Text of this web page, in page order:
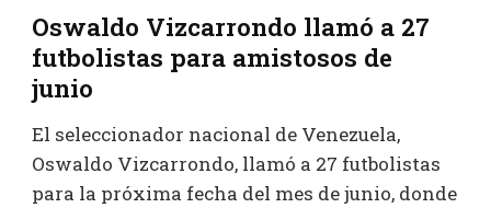
Oswaldo Vizcarrondo llamó a 27
futbolistas para amistosos de
junio
El seleccionador nacional de Venezuela,
Oswaldo Vizcarrondo, llamó a 27 futbolistas
para la próxima fecha del mes de junio, donde